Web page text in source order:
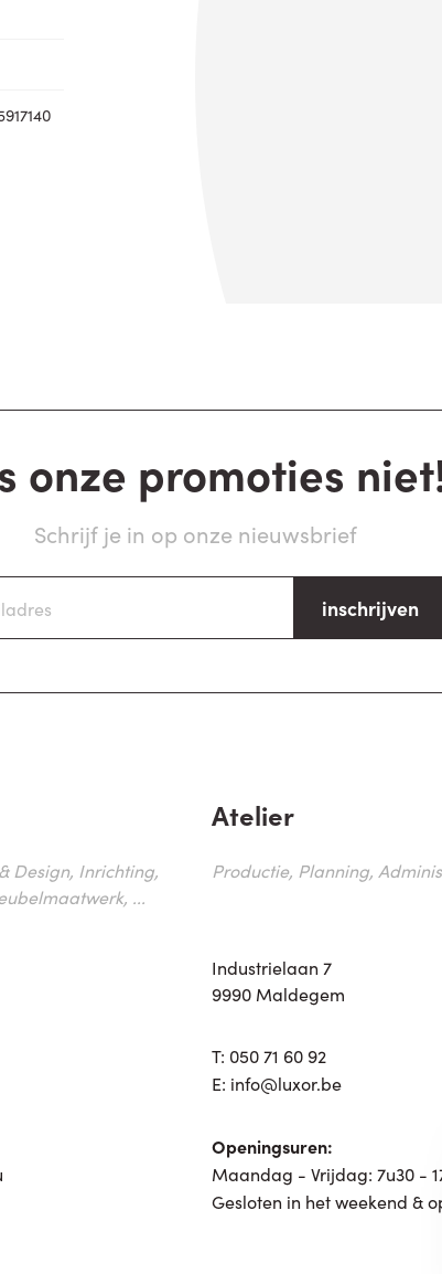
onze promoties
Schrijf je in op onze nieuwsbrief
inschrijven
Design, Inrichting,
...
Atelier
Productie, Planning,
Industrielaan 7
9990 Maldegem
T: 050 71 60 92
E: info@luxor.be
Openingsuren:
Maandag - Vrijdag: 7u30 -
Gesloten in het weekend &